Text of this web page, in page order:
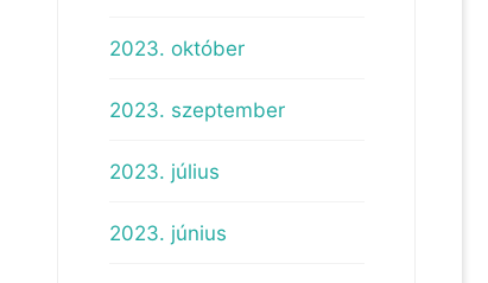
2023. október
2023. szeptember
2023. július
2023. június